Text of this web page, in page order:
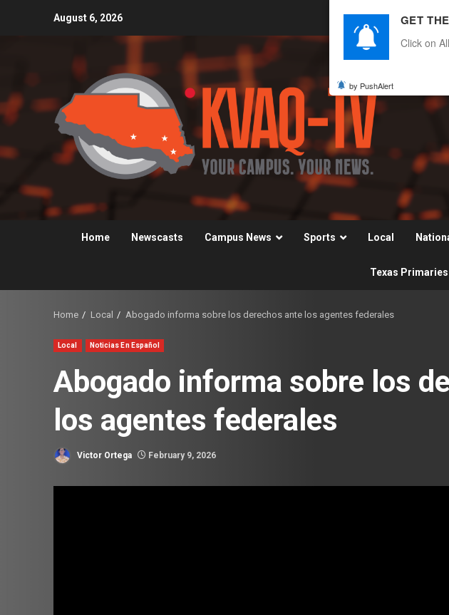
August 6, 2026
Home Newscasts Campus News Sports Local
Texas Primaries
Home Local Abogado informa sobre los derechos ante los agentes federales
Local Noticias En Español
Abogado informa sobre los
los agentes federales
Victor Ortega February 9, 2026
GET
Click on
by PushAlert